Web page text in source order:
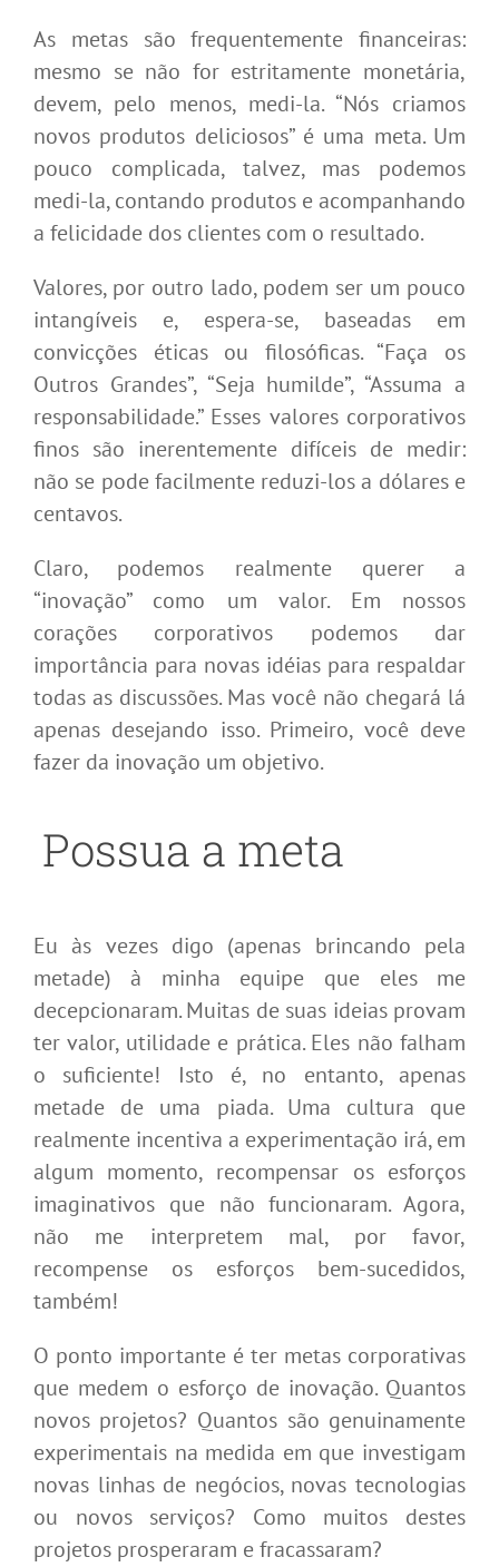
As metas são frequentemente financeiras:
mesmo se não for estritamente monetária,
devem, pelo menos, medi-la. “Nós criamos
novos produtos deliciosos” é uma meta. Um
pouco complicada, talvez, mas podemos
medi-la, contando produtos e acompanhando
a felicidade dos clientes com o resultado.
Valores, por outro lado, podem ser um pouco
intangíveis e, espera-se, baseadas em
convicções éticas ou filosóficas. “Faça os
Outros Grandes”, “Seja humilde”, “Assuma a
responsabilidade.” Esses valores corporativos
finos são inerentemente difíceis de medir:
não se pode facilmente reduzi-los a dólares e
centavos.
Claro, podemos realmente querer a
“inovação” como um valor. Em nossos
corações corporativos podemos dar
importância para novas idéias para respaldar
todas as discussões. Mas você não chegará lá
apenas desejando isso. Primeiro, você deve
fazer da inovação um objetivo.
Possua a meta
Eu às vezes digo (apenas brincando pela
metade) à minha equipe que eles me
decepcionaram. Muitas de suas ideias provam
ter valor, utilidade e prática. Eles não falham
o suficiente! Isto é, no entanto, apenas
metade de uma piada. Uma cultura que
realmente incentiva a experimentação irá, em
algum momento, recompensar os esforços
imaginativos que não funcionaram. Agora,
não me interpretem mal, por favor,
recompense os esforços bem-sucedidos,
também!
O ponto importante é ter metas corporativas
que medem o esforço de inovação. Quantos
novos projetos? Quantos são genuinamente
experimentais na medida em que investigam
novas linhas de negócios, novas tecnologias
ou novos serviços? Como muitos destes
projetos prosperaram e fracassaram?